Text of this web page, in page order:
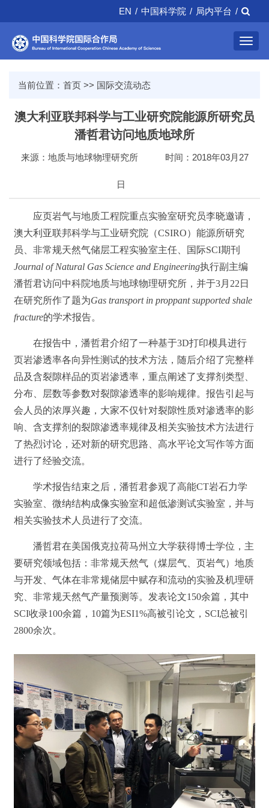
EN / 中国科学院 / 局内平台 /
当前位置： 首页 >> 国际交流动态
澳大利亚联邦科学与工业研究院能源所研究员
潘哲君访问地质地球所
来源：地质与地球物理研究所 时间：2018年03月27
日
应页岩气与地质工程院重点实验室研究员李晓邀请，
澳大利亚联邦科学与工业研究院（CSIRO）能源所研究
员、非常规天然气储层工程实验室主任、国际SCI期刊
Journal of Natural Gas Science and Engineering执行副主编
潘哲君访问中科院地质与地球物理研究所，并于3月22日
在研究所作了题为Gas transport in proppant supported shale
fracture的学术报告。
在报告中，潘哲君介绍了一种基于3D打印模具进行
页岩渗透率各向异性测试的技术方法，随后介绍了完整样
品及含裂隙样品的页岩渗透率，重点阐述了支撑剂类型、
分布、层数等参数对裂隙渗透率的影响规律。报告引起与
会人员的浓厚兴趣，大家不仅针对裂隙性质对渗透率的影
响、含支撑剂的裂隙渗透率规律及相关实验技术方法进行
了热烈讨论，还对新的研究思路、高水平论文写作等方面
进行了经验交流。
学术报告结束之后，潘哲君参观了高能CT岩石力学
实验室、微纳结构成像实验室和超低渗测试实验室，并与
相关实验技术人员进行了交流。
潘哲君在美国俄克拉荷马州立大学获得博士学位，主
要研究领域包括：非常规天然气（煤层气、页岩气）地质
与开发、气体在非常规储层中赋存和流动的实验及机理研
究、非常规天然气产量预测等。发表论文150余篇，其中
SCI收录100余篇，10篇为ESI1%高被引论文，SCI总被引
2800余次。